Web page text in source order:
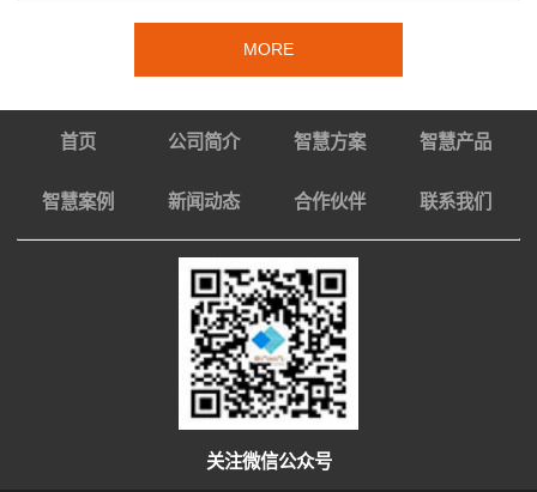
MORE
首页 公司简介 智慧方案 智慧产品
智慧案例 新闻动态 合作伙伴 联系我们
关注微信公众号